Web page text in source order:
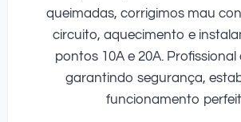
queimadas, corrigimos mau
circuito, aquecimento e
pontos 10A e 20A.
garantindo segurança,
funcionamento